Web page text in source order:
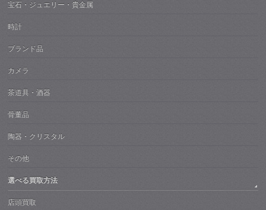
宝石・ジュエリー・貴金属
時計
ブランド品
カメラ
茶道具・酒器
骨董品
陶器・クリスタル
その他
選べる買取方法
店頭買取